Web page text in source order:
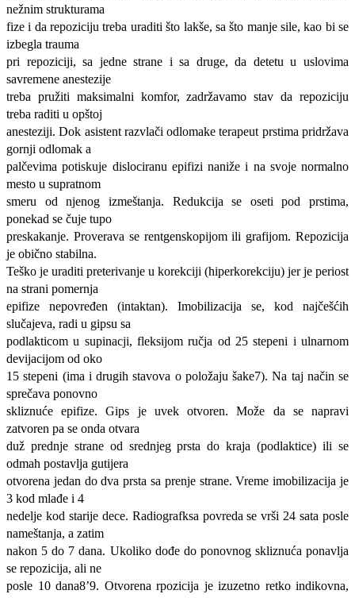
nežnim strukturama
fize i da repoziciju treba uraditi što lakše, sa što manje sile, kao bi se
izbegla trauma
pri repoziciji, sa jedne strane i sa druge, da detetu u uslovima
savremene anestezije
treba pružiti maksimalni komfor, zadržavamo stav da repoziciju
treba raditi u opštoj
anesteziji. Dok asistent razvlači odlomake terapeut prstima pridržava
gornji odlomak a
palčevima potiskuje dislociranu epifizi naniže i na svoje normalno
mesto u supratnom
smeru od njenog izmeštanja. Redukcija se oseti pod prstima,
ponekad se čuje tupo
preskakanje. Proverava se rentgenskopijom ili grafijom. Repozicija
je obično stabilna.
Teško je uraditi preterivanje u korekciji (hiperkorekciju) jer je periost
na strani pomernja
epifize nepovređen (intaktan). Imobilizacija se, kod najčešćih
slučajeva, radi u gipsu sa
podlakticom u supinacji, fleksijom ručja od 25 stepeni i ulnarnom
devijacijom od oko
15 stepeni (ima i drugih stavova o položaju šake7). Na taj način se
sprečava ponovno
skliznuće epifize. Gips je uvek otvoren. Može da se napravi
zatvoren pa se onda otvara
duž prednje strane od srednjeg prsta do kraja (podlaktice) ili se
odmah postavlja gutijera
otvorena jedan do dva prsta sa prenje strane. Vreme imobilizacija je
3 kod mlađe i 4
nedelje kod starije dece. Radiografksa povreda se vrši 24 sata posle
nameštanja, a zatim
nakon 5 do 7 dana. Ukoliko dođe do ponovnog skliznuća ponavlja
se repozicija, ali ne
posle 10 dana8’9. Otvorena rpozicija je izuzetno retko indikovna,